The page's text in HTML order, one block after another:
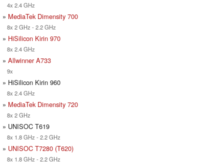
4x 2.4 GHz
» MediaTek Dimensity 700
8x 2 GHz - 2.2 GHz
» HiSilicon Kirin 970
8x 2.4 GHz
» Allwinner A733
9x
» HiSilicon Kirin 960
8x 2.4 GHz
» MediaTek Dimensity 720
8x 2 GHz
» UNISOC T619
8x 1.8 GHz - 2.2 GHz
» UNISOC T7280 (T620)
8x 1.8 GHz - 2.2 GHz